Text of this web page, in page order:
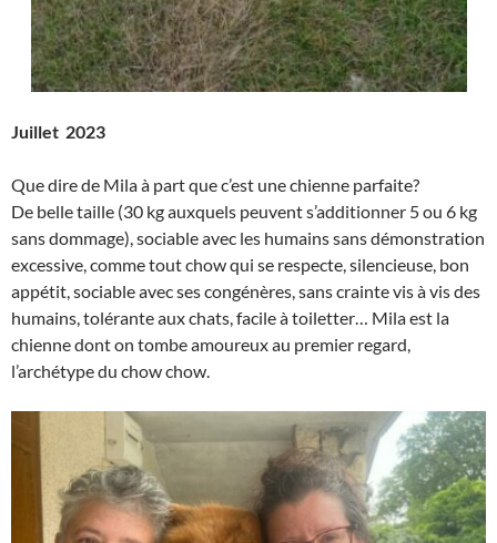
Juillet 2023
Que dire de Mila à part que c’est une chienne parfaite?
De belle taille (30 kg auxquels peuvent s’additionner 5 ou 6 kg
sans dommage), sociable avec les humains sans démonstration
excessive, comme tout chow qui se respecte, silencieuse, bon
appétit, sociable avec ses congénères, sans crainte vis à vis des
humains, tolérante aux chats, facile à toiletter… Mila est la
chienne dont on tombe amoureux au premier regard,
l’archétype du chow chow.